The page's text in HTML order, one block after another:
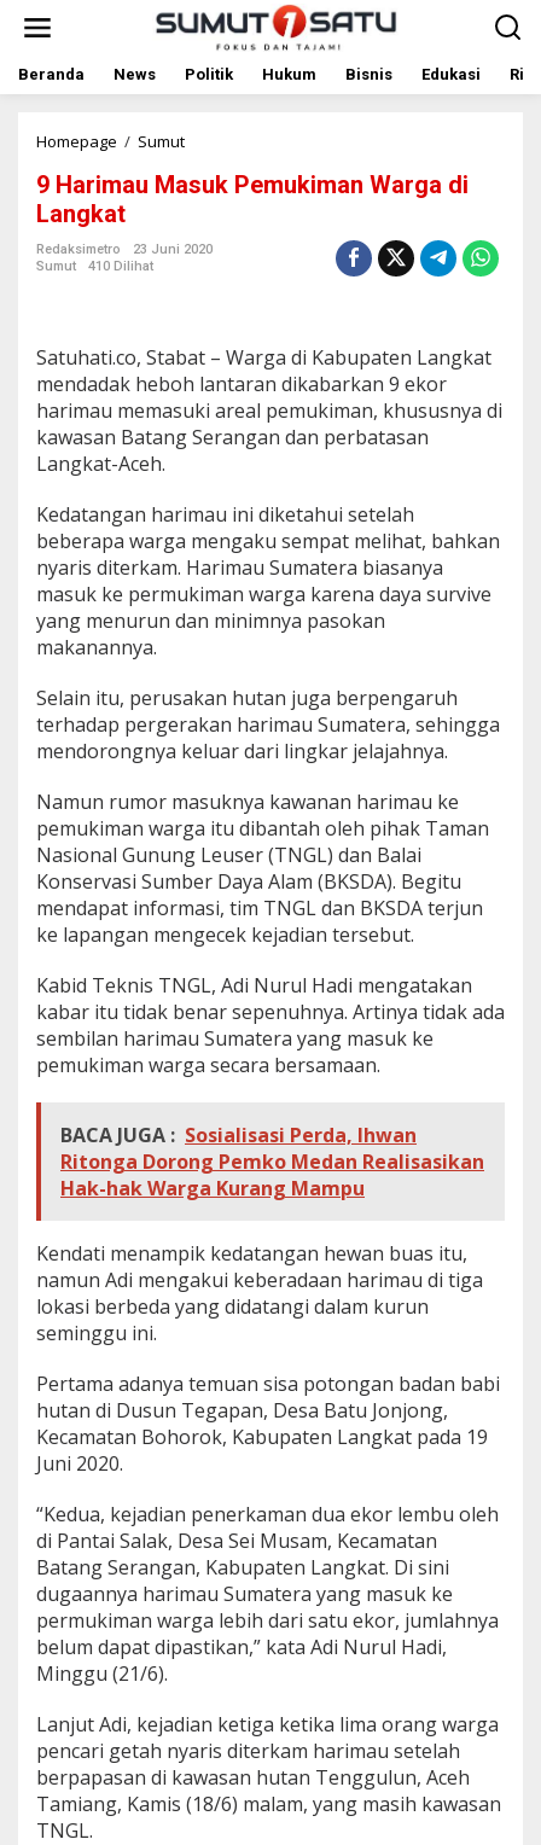
t
Beranda News Politik Hukum Bisnis Edukasi
Homepage / Sumut
a
m
s
u
k
P
e
k
m
a
n
W
a
d
i
a
n
g
k
a
t
9 Harimau Masuk Pemukiman Warga di
Langkat
Redaksimetro
23 Juni 2020
Sumut
410 Dilihat
Satuhati.co, Stabat – Warga di Kabupaten Langkat
mendadak heboh lantaran dikabarkan 9 ekor
harimau memasuki areal pemukiman, khususnya di
kawasan Batang Serangan dan perbatasan
Langkat-Aceh.
Kedatangan harimau ini diketahui setelah
beberapa warga mengaku sempat melihat, bahkan
nyaris diterkam. Harimau Sumatera biasanya
masuk ke permukiman warga karena daya survive
yang menurun dan minimnya pasokan
makanannya.
Selain itu, perusakan hutan juga berpengaruh
terhadap pergerakan harimau Sumatera, sehingga
mendorongnya keluar dari lingkar jelajahnya.
Namun rumor masuknya kawanan harimau ke
pemukiman warga itu dibantah oleh pihak Taman
Nasional Gunung Leuser (TNGL) dan Balai
Konservasi Sumber Daya Alam (BKSDA). Begitu
mendapat informasi, tim TNGL dan BKSDA terjun
ke lapangan mengecek kejadian tersebut.
Kabid Teknis TNGL, Adi Nurul Hadi mengatakan
kabar itu tidak benar sepenuhnya. Artinya tidak ada
sembilan harimau Sumatera yang masuk ke
pemukiman warga secara bersamaan.
BACA JUGA : Sosialisasi Perda, Ihwan
Ritonga Dorong Pemko Medan Realisasikan
Hak-hak Warga Kurang Mampu
Kendati menampik kedatangan hewan buas itu,
namun Adi mengakui keberadaan harimau di tiga
lokasi berbeda yang didatangi dalam kurun
seminggu ini.
Pertama adanya temuan sisa potongan badan babi
hutan di Dusun Tegapan, Desa Batu Jonjong,
Kecamatan Bohorok, Kabupaten Langkat pada 19
Juni 2020.
“Kedua, kejadian penerkaman dua ekor lembu oleh
di Pantai Salak, Desa Sei Musam, Kecamatan
Batang Serangan, Kabupaten Langkat. Di sini
dugaannya harimau Sumatera yang masuk ke
permukiman warga lebih dari satu ekor, jumlahnya
belum dapat dipastikan,” kata Adi Nurul Hadi,
Minggu (21/6).
Lanjut Adi, kejadian ketiga ketika lima orang warga
pencari getah nyaris diterkam harimau setelah
berpapasan di kawasan hutan Tenggulun, Aceh
Tamiang, Kamis (18/6) malam, yang masih kawasan
TNGL.